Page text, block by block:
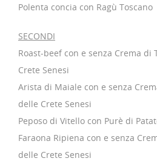
Polenta concia con Ragù Toscano
SECONDI
Roast-beef con e senza Crema di
Crete Senesi
Arista di Maiale con e senza
delle Crete Senesi
Peposo di Vitello con Purè di
Faraona Ripiena con e senza
delle Crete Senesi